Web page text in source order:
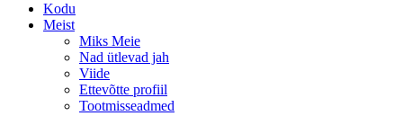
Kodu
Meist
Miks Meie
Nad ütlevad jah
Viide
Ettevõtte profiil
Tootmisseadmed